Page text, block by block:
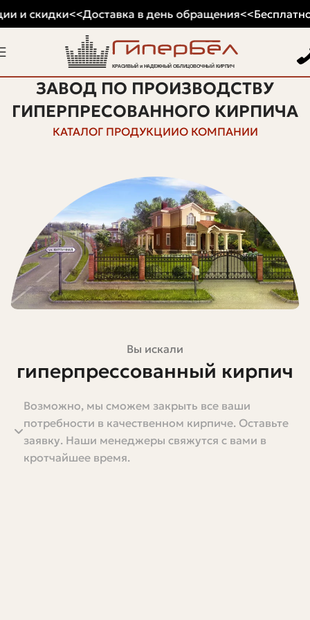
ЗАВОД ПО ПРОИЗВОДСТВУ
ГИПЕРПРЕСОВАННОГО КИРПИЧА
КАТАЛОГ ПРОДУКЦИИО КОМПАНИИ
Вы искали
гиперпрессованный кирпич
цена в москве
Если вы задумываетесь о фасаде дома, заборе или
ландшафтных элементах, наверняка слышали про
гиперпрессованный кирпич. Это материал с
Возможно, мы сможем закрыть все ваши
потребности в качественном кирпиче. Оставьте
заявку. Наши менеджеры свяжутся с вами в
кротчайшее время.
и скидки<<Доставка в день обращения<<